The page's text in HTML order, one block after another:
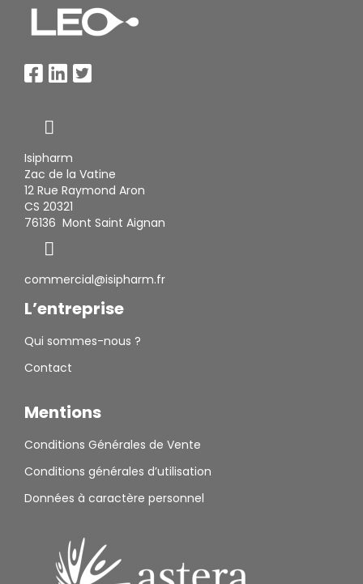
Isipharm
Zac de la Vatine
12 Rue Raymond Aron
CS 20321
76136 Mont Saint Aignan
commercial@isipharm.fr
L’entreprise
Qui sommes-nous ?
Contact
Mentions
Conditions Générales de Vente
Conditions générales d’utilisation
Données à caractère personnel